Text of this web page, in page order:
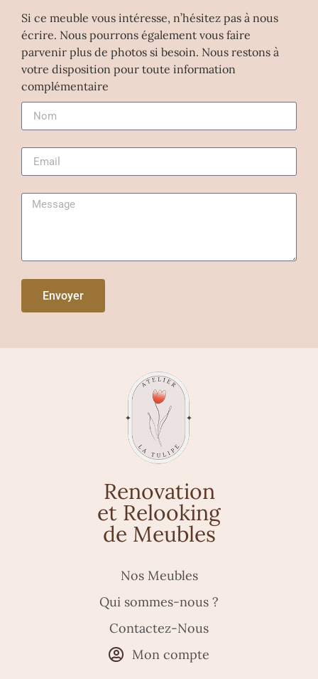
Si ce meuble vous intéresse, n’hésitez pas à nous
écrire. Nous pourrons également vous faire
parvenir plus de photos si besoin. Nous restons à
votre disposition pour toute information
complémentaire
Envoyer
Renovation
et Relooking
de Meubles
Nos Meubles
Qui sommes-nous ?
Contactez-Nous
Mon compte